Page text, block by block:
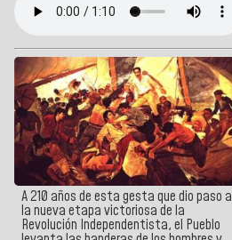
A 210 años de esta gesta que dio paso a
la nueva etapa victoriosa de la
Revolución Independentista, el Pueblo